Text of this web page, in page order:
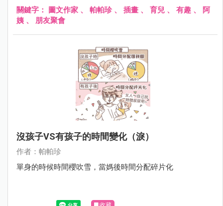
關鍵字： 圖文作家 、 帕帕珍、 插畫 、 育兒 、 有趣 、
阿
姨 、 朋友聚會
沒孩子VS有孩子的時間變化（淚）
作者：帕帕珍
單身的時候時間櫻吹雪，當媽後時間分配碎片化